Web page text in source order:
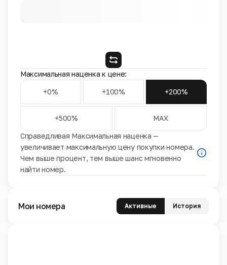
Максимальная наценка к цене:
+0% +100% +200%
+500% MAX
Справедливая Максимальная наценка —
увеличивает максимальную цену покупки номера.
Чем выше процент, тем выше шанс мгновенно
найти номер.
Мои номера Активные История